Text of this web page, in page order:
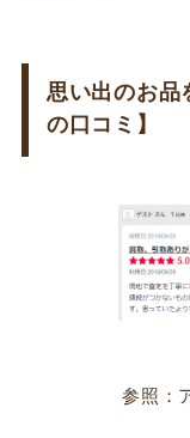
思い出のお品
の口コミ】
参照：